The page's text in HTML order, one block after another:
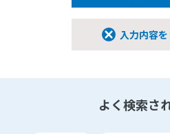
入力内容
よく検索さ